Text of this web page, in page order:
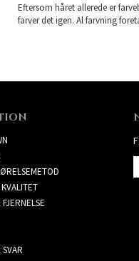
Eftersom håret allerede er
farver det igen. Al farvning